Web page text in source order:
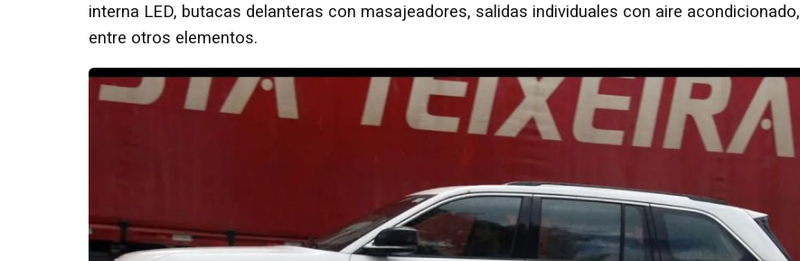
interna LED, butacas delanteras con masajeadores, salidas individuales con aire acondicionado,
entre otros elementos.